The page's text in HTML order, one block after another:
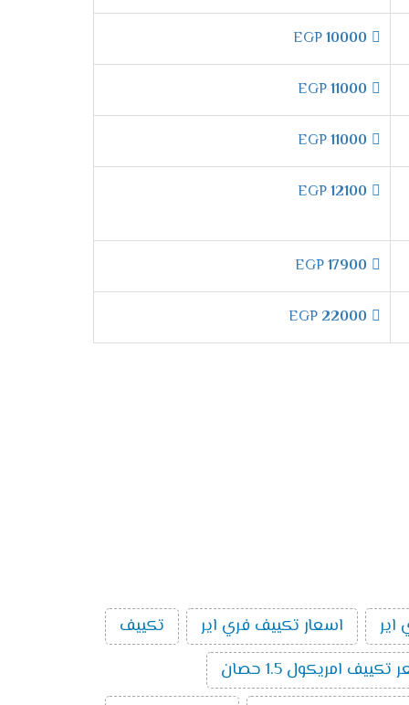
درجة من الهواء بشكل تدريجى ليكون مناسب
يتم من خلاله ضبط الجهاز على درجة التبريد
وكان من الضرورى ان نوفر لهم خاصية توجيه
اختيار الفريون أمر مهم جدا حتى يكون مناسب للجهاز وعلى العميل ولتلك السبب وفرنا لكم أفضل انواع الفريون ٌR22 لأنه من أحسن انواع الغازات التى تستخدم يعرف
10000
11000
11000
12100
17900
22000
اسعار تكييف فري اير
تكييف
امريكول 1.5 حصان